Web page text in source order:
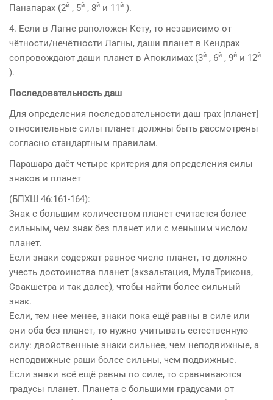
Панапарах (2й , 5й , 8й и 11й ).
4. Если в Лагне раположен Кету, то независимо от
чётности/нечётности Лагны, даши планет в Кендрах
сопровождают даши планет в Апоклимах (3й , 6й , 9й и 12й
).
Последовательность даш
Для определения последовательности даш грах [планет]
относительные силы планет должны быть рассмотрены
согласно стандартным правилам.
Парашара даёт четыре критерия для определения силы
знаков и планет
(БПХШ 46:161-164):
Знак с большим количеством планет считается более
сильным, чем знак без планет или с меньшим числом
планет.
Если знаки содержат равное число планет, то должно
учесть достоинства планет (экзальтация, МулаТрикона,
Свакшетра и так далее), чтобы найти более сильный
знак.
Если, тем нее менее, знаки пока ещё равны в силе или
они оба без планет, то нужно учитывать естественную
силу: двойственные знаки сильнее, чем неподвижные, а
неподвижные раши более сильны, чем подвижные.
Если знаки всё ещё равны по силе, то сравниваются
градусы планет. Планета с большими градусами от